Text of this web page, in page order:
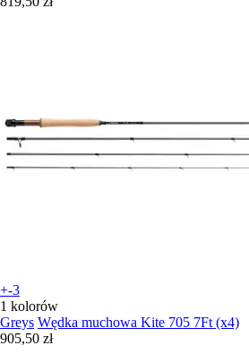
+-3
1 kolorów
Greys Wędka muchowa Kite 705 7Ft (x4)
905,50 zł